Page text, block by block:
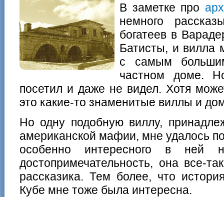
В заметке про
немного
богатеев в
Батисты, и вилла
с самым
частном доме.
посетил и даже не видел. Хотя
это какие-то знаменитые виллы и
Но одну подобную виллу,
американской мафии, мне удалось
особенно интересного в ней
достопримечательность, она все-
рассказика. Тем более, что
Кубе мне тоже была интересна.